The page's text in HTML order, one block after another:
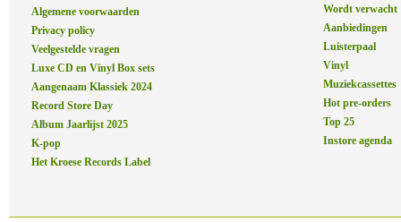
Algemene voorwaarden
Privacy policy
Veelgestelde vragen
Luxe CD en Vinyl Box sets
Aangenaam Klassiek 2024
Record Store Day
Album Jaarlijst 2025
K-pop
Het Kroese Records Label
Wordt verwacht
Aanbiedingen
Luisterpaal
Vinyl
Muziekcassettes
Hot pre-orders
Top 25
Instore agenda